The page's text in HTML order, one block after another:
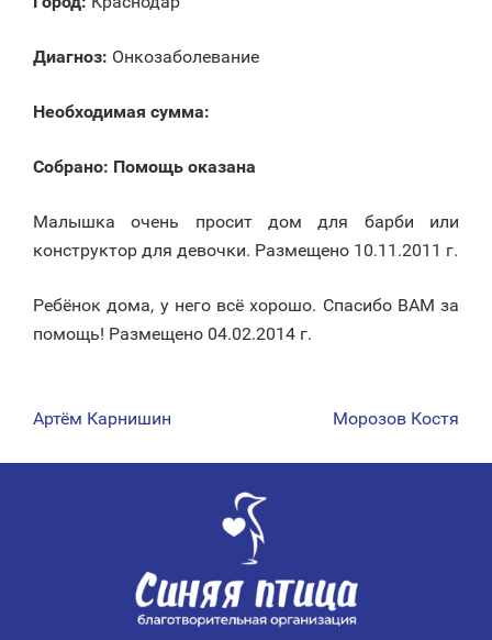
Диагноз: Онкозаболевание
Необходимая сумма:
Собрано: Помощь оказана
Малышка очень просит дом для барби или
конструктор для девочки. Размещено 10.11.2011 г.
Ребёнок дома, у него всё хорошо. Спасибо ВАМ за
помощь! Размещено 04.02.2014 г.
НАВИГАЦИЯ
ПО
Артём Карнишин Морозов Костя